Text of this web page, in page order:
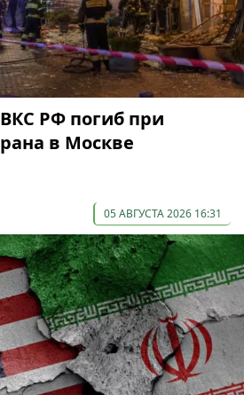
РФ погиб при
в Москве
05 АВГУСТА 2026 16:31